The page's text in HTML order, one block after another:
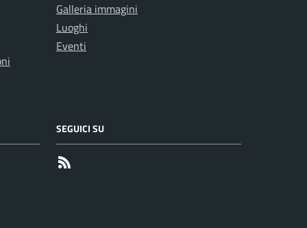
Galleria immagini
Luoghi
Eventi
SEGUICI SU